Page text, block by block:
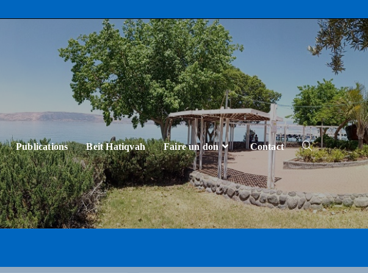
Publications Beit Hatiqvah Faire un don Contact